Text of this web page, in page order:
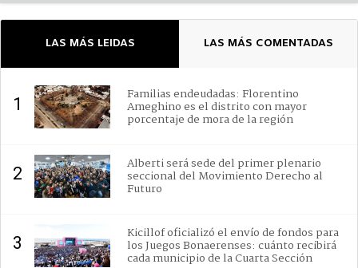
LAS MÁS LEIDAS LAS MÁS COMENTADAS
1 Familias endeudadas: Florentino
Ameghino es el distrito con mayor
porcentaje de mora de la región
2 Alberti será sede del primer plenario
seccional del Movimiento Derecho al
Futuro
3 Kicillof oficializó el envío de fondos para
los Juegos Bonaerenses: cuánto recibirá
cada municipio de la Cuarta Sección